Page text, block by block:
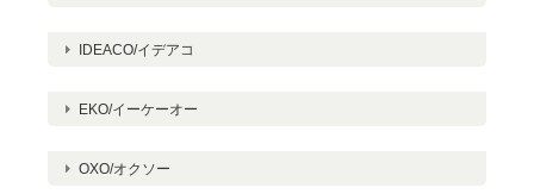
IDEACO/イデアコ
EKO/イーケーオー
OXO/オクソー